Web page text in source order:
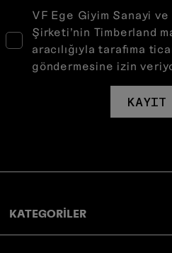
VF Ege Giyim Sanayi
Şirketi’nin Timberland
aracılığıyla tarafıma
göndermesine izin
KAYIT
KATEGORİLER